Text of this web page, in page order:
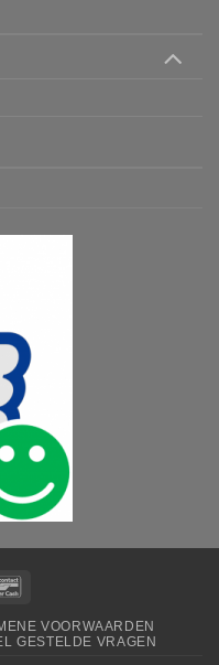
VOORWAARDEN
GESTELDE VRAGEN